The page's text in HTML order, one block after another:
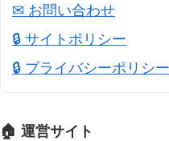
✉ お問い合わせ
🔒 サイトポリシー
🔒 プライバシーポリシー
🏠 運営サイト